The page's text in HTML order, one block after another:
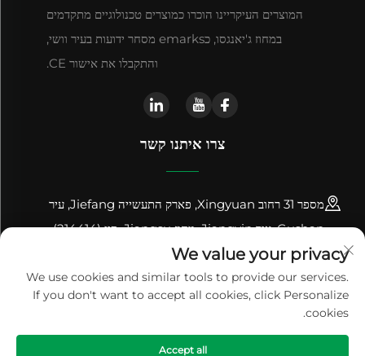
המוצרים העיקריינו הוכרו כמוצרים טכנולוגיים מתקדמים
במחוז ג'יאנגסו, כemarks מסחר ידועות בעיר וושי,
והתקבלו את אישור CE.
צרו איתנו קשר
מספר 31 רחוב Xingyuan, פארק התעשייה Jiefang, עיר
Gushan, עיר Jiangyin, מחוז Jiangsu, סין (214414)
+86-18961600368
[email protected]
הכרה זכויות יוצרים © 2024 Jiangsu Renhe Environmental
We value your privacy
We use cookies and similar tools to provide our services.
If you don't want to accept all cookies, click Personalize
cookies.
Accept all